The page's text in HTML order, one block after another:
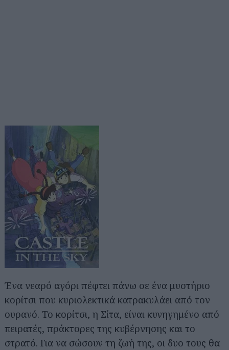
Ένα νεαρό αγόρι πέφτει πάνω σε ένα μυστήριο
κορίτσι που κυριολεκτικά κατρακυλάει από τον
ουρανό. Το κορίτσι, η Σίτα, είναι κυνηγημένο από
πειρατές, πράκτορες της κυβέρνησης και το
στρατό. Για να σώσουν τη ζωή της, οι δυο τους θα